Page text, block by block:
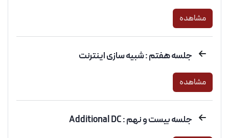
مشاهده
جلسه هفتم : شبیه سازی اینترنت
مشاهده
جلسه بیست و نهم : Additional DC